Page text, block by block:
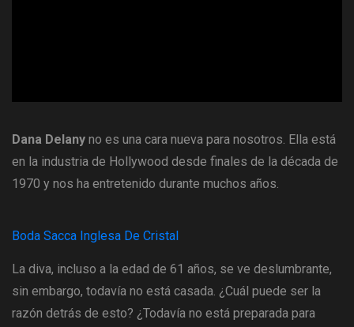
Dana Delany no es una cara nueva para nosotros. Ella está
en la industria de Hollywood desde finales de la década de
1970 y nos ha entretenido durante muchos años.
Boda Sacca Inglesa De Cristal
La diva, incluso a la edad de 61 años, se ve deslumbrante,
sin embargo, todavía no está casada. ¿Cuál puede ser la
razón detrás de esto? ¿Todavía no está preparada para